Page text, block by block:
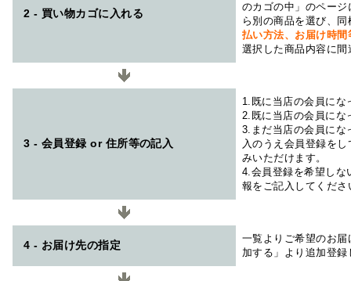
2 - 買い物カゴに入れる
のカゴの中」のペー
ら別の商品を選び、
払い方法、お届け時
選択した商品内容に
3 - 会員登録 or 住所等の記入
1.既に当店の会員にな
2.既に当店の会員にな
3.まだ当店の会員にな
入のうえ会員登録を
みいただけます。
4.会員登録を希望しな
報をご記入してくださ
4 - お届け先の指定
一覧よりご希望のお
加する」より追加登